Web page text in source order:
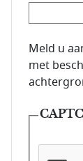
E-
Meld u
met